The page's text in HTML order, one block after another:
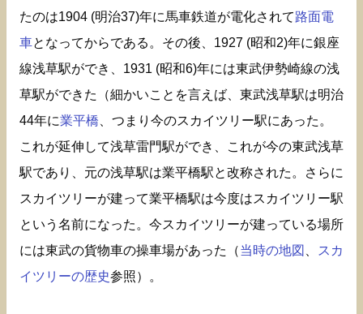
たのは1904 (明治37)年に馬車鉄道が電化されて路面電
車となってからである。その後、1927 (昭和2)年に銀座
線浅草駅ができ、1931 (昭和6)年には東武伊勢崎線の浅
草駅ができた（細かいことを言えば、東武浅草駅は明治
44年に業平橋 、つまり今のスカイツリー駅にあった。
これが延伸して浅草雷門駅ができ、これが今の東武浅草
駅であり、元の浅草駅は業平橋駅と改称された。さらに
スカイツリーが建って業平橋駅は今度はスカイツリー駅
という名前になった。今スカイツリーが建っている場所
には東武の貨物車の操車場があった（当時の地図
スカ
イツリーの歴史参照）。